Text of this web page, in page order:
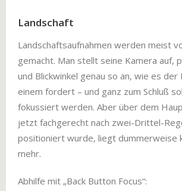
Landschaft
Landschaftsaufnahmen werden meist
gemacht. Man stellt seine Kamera auf,
und Blickwinkel genau so an, wie es der
einem fordert – und ganz zum Schluß
fokussiert werden. Aber über dem
jetzt fachgerecht nach zwei-Drittel-
positioniert wurde, liegt dummerweise
mehr.
Abhilfe mit „Back Button Focus“: